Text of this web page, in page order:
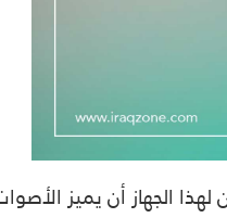
الجهاز أن يميز